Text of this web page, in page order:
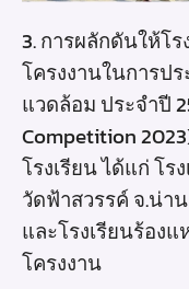
3. การผลักดันให้โ
โครงงานในการป
แวดล้อม ประจำปี
Competition
โรงเรียน ได้แก่ โ
วัดฟ้าสวรรค์ จ.น่า
และโรงเรียนร้อง
โครงงาน